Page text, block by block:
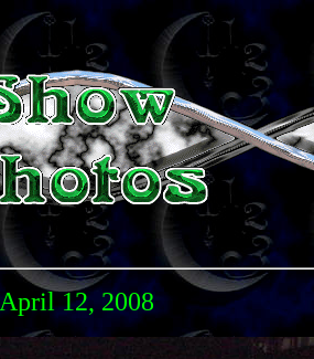
April 12, 2008